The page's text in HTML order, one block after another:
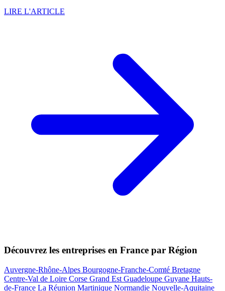
LIRE L'ARTICLE
Découvrez les entreprises en France par Région
Auvergne-Rhône-Alpes Bourgogne-Franche-Comté Bretagne
Centre-Val de Loire Corse Grand Est Guadeloupe Guyane Hauts-
de-France La Réunion Martinique Normandie Nouvelle-Aquitaine